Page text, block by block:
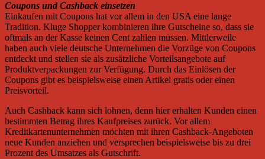
Coupons und Cashback einsetzen
Einkaufen mit Coupons hat vor allem in den USA eine lange
Tradition. Kluge Shopper kombinieren ihre Gutscheine so, dass sie
oftmals an der Kasse keinen Cent zahlen müssen. Mittlerweile
haben auch viele deutsche Unternehmen die Vorzüge von Coupons
entdeckt und stellen sie als zusätzliche Vorteilsangebote auf
Produktverpackungen zur Verfügung. Durch das Einlösen der
Coupons gibt es beispielsweise einen Artikel gratis oder einen
Preisvorteil.
Auch Cashback kann sich lohnen, denn hier erhalten Kunden einen
bestimmten Betrag ihres Kaufpreises zurück. Vor allem
Kreditkartenunternehmen möchten mit ihren Cashback-Angeboten
neue Kunden anziehen und versprechen beispielsweise bis zu drei
Prozent des Umsatzes als Gutschrift.